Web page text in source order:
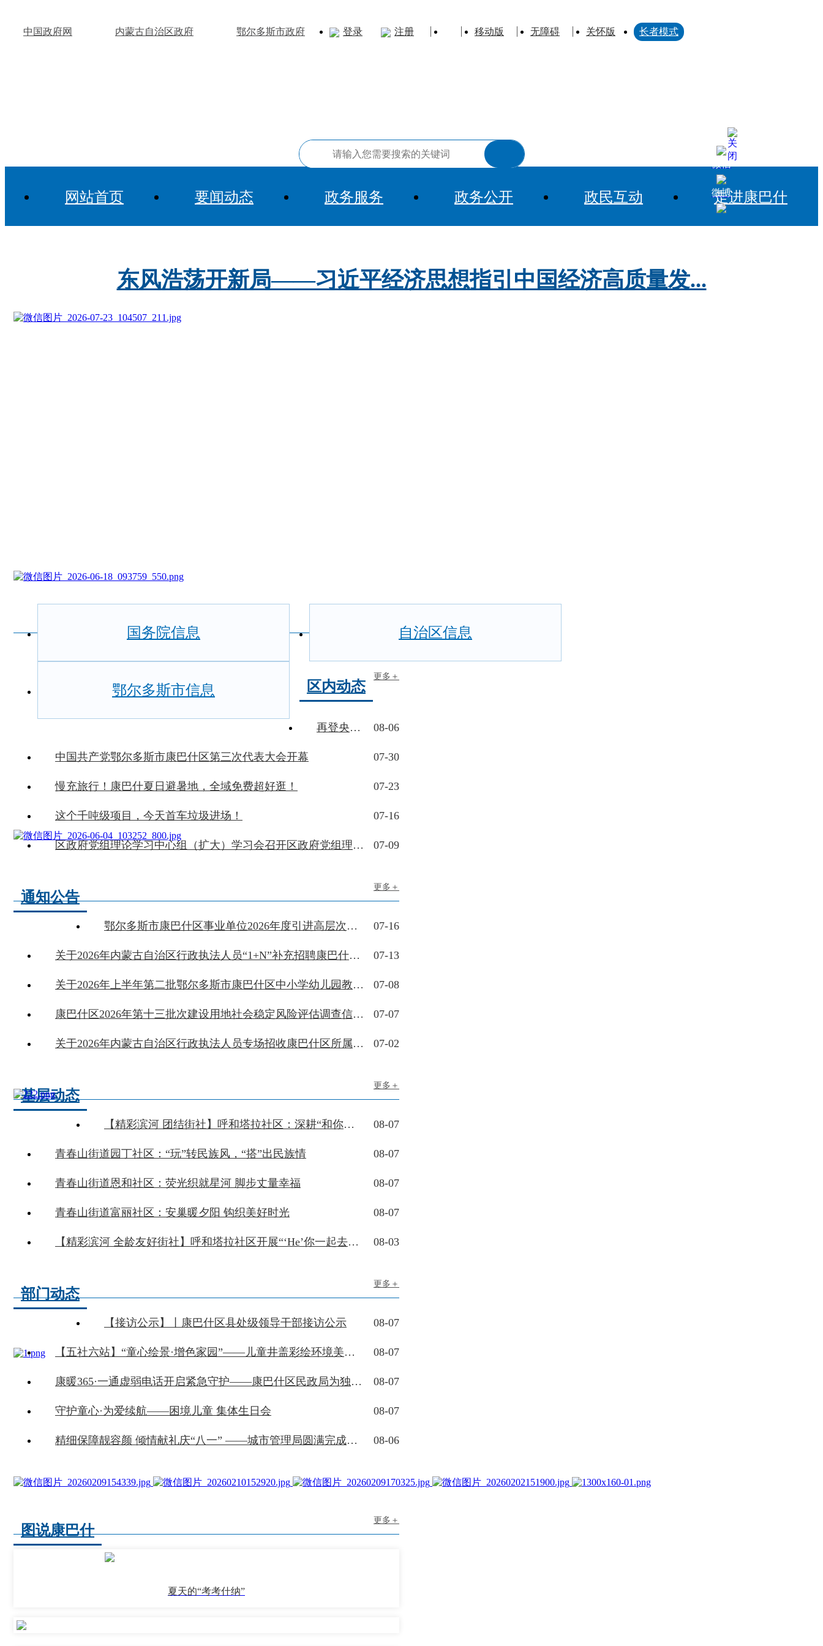
中国政府网 内蒙古自治区政府 鄂尔多斯市政府 登录 注册 移动版 无障碍 关怀版 长者模式
网站首页 要闻动态 政务服务 政务公开 政民互动 走进康巴什
东风浩荡开新局——习近平经济思想指引中国经济高质量发...
国务院信息 自治区信息
鄂尔多斯市信息 区内动态
更多＋
08-06
再登央视，为康巴什教育点赞！
07-30
中国共产党鄂尔多斯市康巴什区第三次代表大会开幕
07-23
慢充旅行！康巴什夏日避暑地，全域免费超好逛！
07-16
这个千吨级项目，今天首车垃圾进场！
07-09
区政府党组理论学习中心组（扩大）学习会召开区政府党组理论学习中心组（扩大）学习会召开
通知公告
更多＋
07-16
鄂尔多斯市康巴什区事业单位2026年度引进高层次和紧缺人才拟聘用人员公示
07-13
关于2026年内蒙古自治区行政执法人员“1+N”补充招聘康巴什区所属岗位拟聘人员名单公示的公告
07-08
关于2026年上半年第二批鄂尔多斯市康巴什区中小学幼儿园教师资格认定结果的公示
07-07
康巴什区2026年第十三批次建设用地社会稳定风险评估调查信息公示
07-02
关于2026年内蒙古自治区行政执法人员专场招收康巴什区所属岗位拟聘人员名单公示的公告
基层动态
更多＋
08-07
【精彩滨河 团结街社】呼和塔拉社区：深耕“和你一起”品牌 共绘民族团结同心圆
08-07
青春山街道园丁社区：“玩”转民族风，“搭”出民族情
08-07
青春山街道恩和社区：荧光织就星河 脚步丈量幸福
08-07
青春山街道富丽社区：安巢暖夕阳 钩织美好时光
08-03
【精彩滨河 全龄友好街社】呼和塔拉社区开展“‘He’你一起去徒步 八一健步励初心” 主题健步活动
部门动态
更多＋
08-07
【接访公示】丨康巴什区县处级领导干部接访公示
08-07
【五社六站】“童心绘景·增色家园”——儿童井盖彩绘环境美化志愿活动
08-07
康暖365·一通虚弱电话开启紧急守护——康巴什区民政局为独居特困老人 筑牢生命防线
08-07
守护童心·为爱续航——困境儿童 集体生日会
08-06
精细保障靓容颜 倾情献礼庆“八一” ——城市管理局圆满完成建军节暖城“三件套”活动期间城市环境与景观保障任务
图说康巴什
更多＋
夏天的“考考什纳”
微信
微博